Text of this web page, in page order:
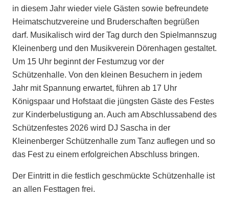
in diesem Jahr wieder viele Gästen sowie befreundete
Heimatschutzvereine und Bruderschaften begrüßen
darf. Musikalisch wird der Tag durch den Spielmannszug
Kleinenberg und den Musikverein Dörenhagen gestaltet.
Um 15 Uhr beginnt der Festumzug vor der
Schützenhalle. Von den kleinen Besuchern in jedem
Jahr mit Spannung erwartet, führen ab 17 Uhr
Königspaar und Hofstaat die jüngsten Gäste des Festes
zur Kinderbelustigung an. Auch am Abschlussabend des
Schützenfestes 2026 wird DJ Sascha in der
Kleinenberger Schützenhalle zum Tanz auflegen und so
das Fest zu einem erfolgreichen Abschluss bringen.
Der Eintritt in die festlich geschmückte Schützenhalle ist
an allen Festtagen frei.